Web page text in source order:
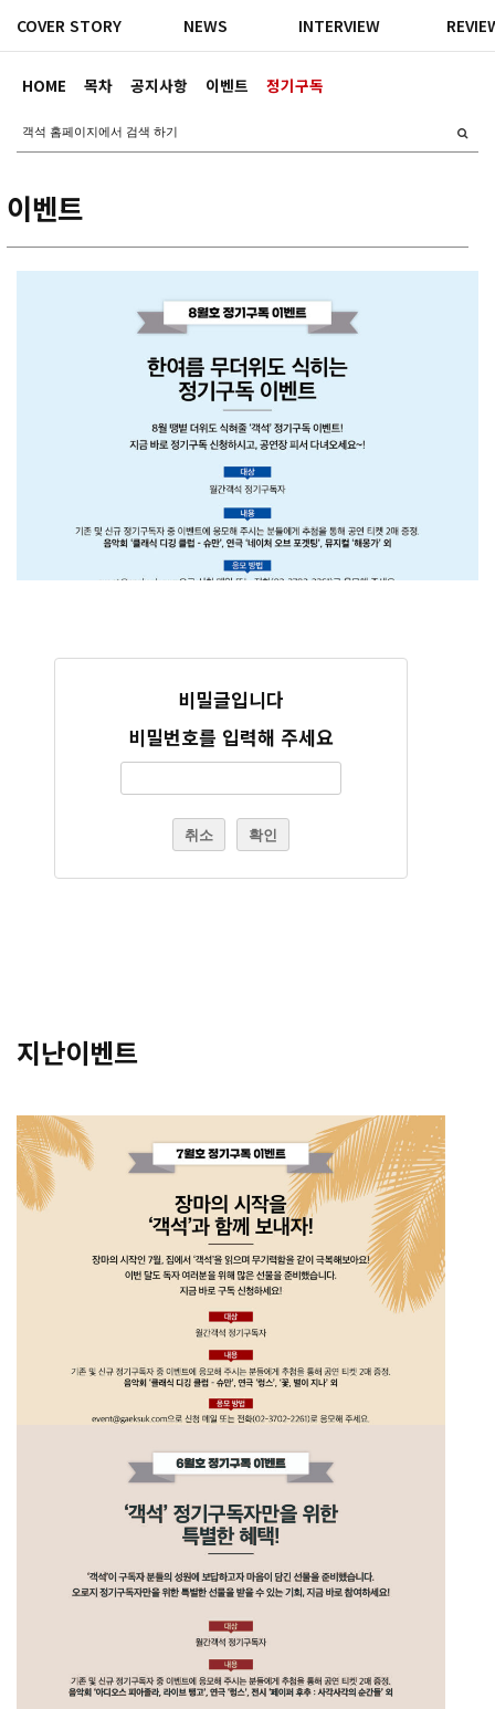
HOME 목차 공지사항 이벤트 정기구독
COVER STORY NEWS INTERVIEW
이벤트
비밀글입니다
비밀번호를 입력해 주세요
취소 확인
지난이벤트